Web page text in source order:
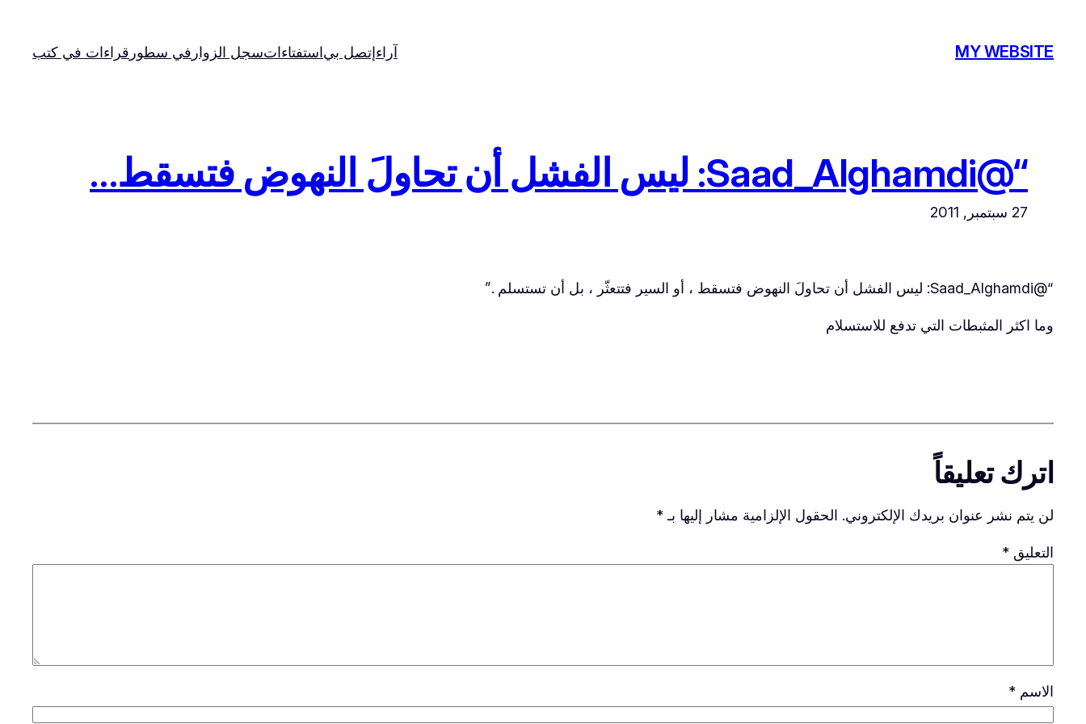
المحتوى
MY WEBSITE آراءإتصل بياستفتاءاتسجل الزوار في سطور قراءات في كتب
“@Saad_Alghamdi: ليس الفشل أن تحاولَ النهوض فتسقط…
27 سبتمبر, 2011
“@Saad_Alghamdi: ليس الفشل أن تحاولَ النهوض فتسقط ، أو السير فتتعثّر ، بل أن تستسلم .”
وما اكثر المثبطات التي تدفع للاستسلام
اترك تعليقاً
لن يتم نشر عنوان بريدك الإلكتروني. الحقول الإلزامية مشار إليها بـ*
التعليق *
الاسم *